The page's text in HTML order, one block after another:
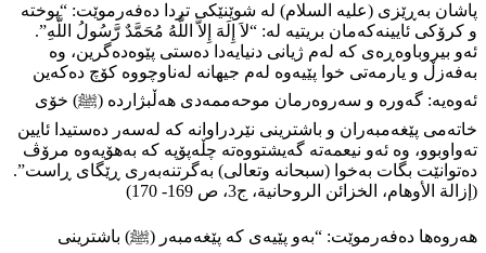
پاشان بەڕێزی (عليه السلام) لە شوێنێكی تردا دەفەرموێت: “پوختە
و كرۆكی ئایینەكەمان بریتیە لە: “لاَ إِلَهَ إِلاَّ اللَّهُ مُحَمَّدٌ رَّسُولُ اللَّهِ”.
ئەو بيروباوەڕەی كە لەم ژیانی دنیایەدا دەستی پێوەدەگرین، وە
بەفەزڵ و یارمەتی خوا پێیەوە لەم جیھانە لەناوچووە كۆچ دەكەین
ئەوەیە: گەورە و سەروەرمان موحەممەدی هەڵبژاردە (ﷺ) خۆی
خاتەمی پێغەمبەران و باشترینی نێردراوانە كە لەسەر دەستیدا ئایین
تەواوبوو، وە ئەو نیعمەتە گەيشتووەتە چڵەپۆپە كە بەهۆیەوە مرۆڤ
دەتوانێت بگات بەخوا (سبحانه وتعالی) بەگرتنەبەری ڕێگای ڕاست”.
(إزالة الأوھام، الخزائن الروحانیة، ج3، ص 169- 170)
هەروەها دەفەرموێت: “بەو پێیەی كە پێغەمبەر (ﷺ) باشترینی